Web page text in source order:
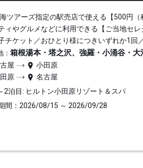
ツアーズ指定の駅売店で使える【500円
ィやグルメなどに利用できる【ご当地セレ
チケット／おひとり様につきいずれか1回
： 箱根湯本・塔之沢、強羅・小涌谷・大
屋
小田原
原
名古屋
2泊目: ヒルトン小田原リゾート＆スパ
間：2026/08/15 ～ 2026/09/28